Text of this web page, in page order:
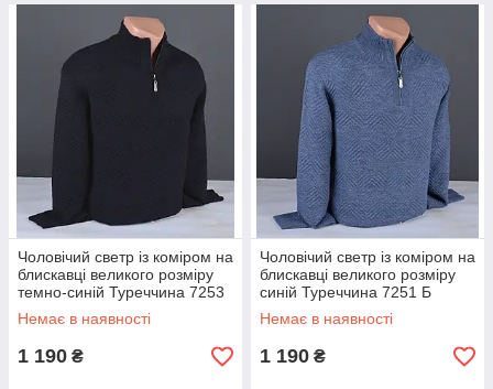
Чоловічий светр із коміром на
блискавці великого розміру
темно-синій Туреччина 7253
Б
Немає в наявності
1 190 ₴
Чоловічий светр із коміром на
блискавці великого розміру
синій Туреччина 7251 Б
Немає в наявності
1 190 ₴